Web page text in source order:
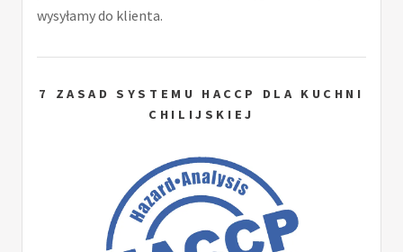
wysyłamy do klienta.
7 ZASAD SYSTEMU HACCP DLA KUCHNI
CHILIJSKIEJ